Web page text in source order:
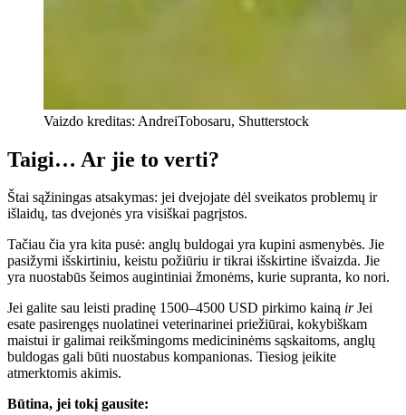
Vaizdo kreditas: AndreiTobosaru, Shutterstock
Taigi… Ar jie to verti?
Štai sąžiningas atsakymas: jei dvejojate dėl sveikatos problemų ir
išlaidų, tas dvejonės yra visiškai pagrįstos.
Tačiau čia yra kita pusė: anglų buldogai yra kupini asmenybės. Jie
pasižymi išskirtiniu, keistu požiūriu ir tikrai išskirtine išvaizda. Jie
yra nuostabūs šeimos augintiniai žmonėms, kurie supranta, ko nori.
Jei galite sau leisti pradinę 1500–4500 USD pirkimo kainą irJei
esate pasirengęs nuolatinei veterinarinei priežiūrai, kokybiškam
maistui ir galimai reikšmingoms medicininėms sąskaitoms, anglų
buldogas gali būti nuostabus kompanionas. Tiesiog įeikite
atmerktomis akimis.
Būtina, jei tokį gausite: